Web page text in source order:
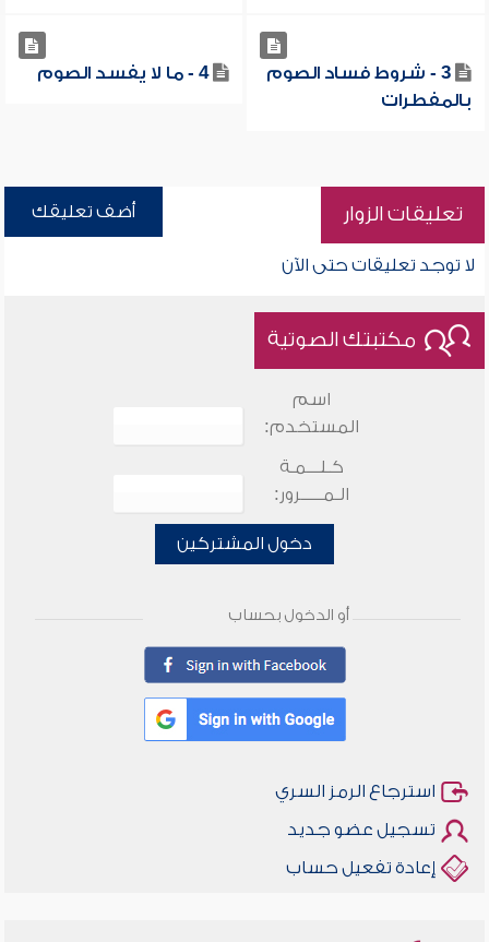
3 - شروط فساد الصوم
بالمفطرات
4 - ما لا يفسد الصوم
تعليقات الزوار أضف تعليقك
لا توجد تعليقات حتى الآن
مكتبتك الصوتية
اسم
المستخدم:
كـلـــمـة
الـمـــــرور:
دخول المشتركين
أو الدخول بحساب
استرجاع الرمز السري
تسجيل عضو جديد
إعادة تفعيل حساب